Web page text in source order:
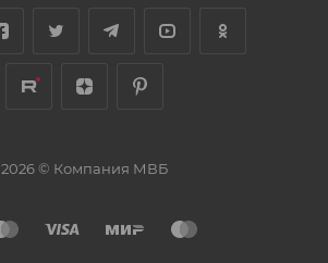
2026 © Компания МВБ